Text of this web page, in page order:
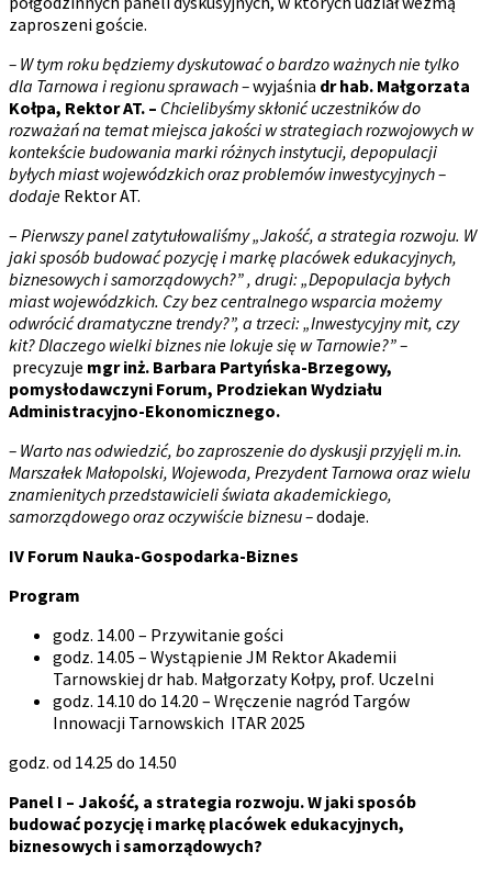
zaproszeni goście.
– W tym roku będziemy dyskutować o bardzo ważnych nie tylko
dla Tarnowa i regionu sprawach –wyjaśnia dr hab. Małgorzata
Kołpa, Rektor AT. – Chcielibyśmy skłonić uczestników do
rozważań na temat miejsca jakości w strategiach rozwojowych w
kontekście budowania marki różnych instytucji, depopulacji
byłych miast wojewódzkich oraz problemów inwestycyjnych –
dodaje Rektor AT.
– Pierwszy panel zatytułowaliśmy „Jakość, a strategia rozwoju. W
jaki sposób budować pozycję i markę placówek edukacyjnych,
biznesowych i samorządowych?” , drugi: „Depopulacja byłych
miast wojewódzkich. Czy bez centralnego wsparcia możemy
odwrócić dramatyczne trendy?”, a trzeci: „Inwestycyjny mit, czy
kit? Dlaczego wielki biznes nie lokuje się w Tarnowie?” –
precyzuje mgr inż. Barbara Partyńska-Brzegowy,
pomysłodawczyni Forum, Prodziekan Wydziału
Administracyjno-Ekonomicznego.
– Warto nas odwiedzić, bo zaproszenie do dyskusji przyjęli m.in.
Marszałek Małopolski, Wojewoda, Prezydent Tarnowa oraz wielu
znamienitych przedstawicieli świata akademickiego,
samorządowego oraz oczywiście biznesu –dodaje.
IV Forum Nauka-Gospodarka-Biznes
Program
godz. 14.00 – Przywitanie gości
godz. 14.05 – Wystąpienie JM Rektor Akademii
Tarnowskiej dr hab. Małgorzaty Kołpy, prof. Uczelni
godz. 14.10 do 14.20 – Wręczenie nagród Targów
Innowacji Tarnowskich ITAR 2025
godz. od 14.25 do 14.50
Panel I – Jakość, a strategia rozwoju. W jaki sposób
budować pozycję i markę placówek edukacyjnych,
biznesowych i samorządowych?